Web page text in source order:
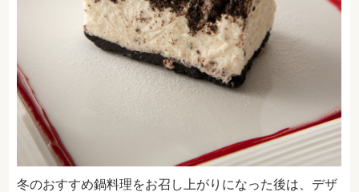
冬のおすすめ鍋料理をお召し上がりになった後は、デザ